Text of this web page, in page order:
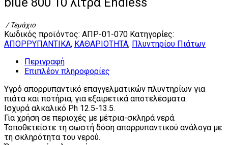
/ Τεμάχιο
Κωδικός προϊόντος: ΑΠΡ-01-070 Κατηγορίες:
ΑΠΟΡΡΥΠΑΝΤΙΚΑ, ΚΑΘΑΡΙΟΤΗΤΑ, Πλυντηρίου Πιάτων
Περιγραφή
Επιπλέον πληροφορίες
Υγρό απορρυπαντικό επαγγελματικών πλυντηρίων για
πιάτα και ποτήρια, για εξαιρετικά αποτελέσματα.
Ισχυρά αλκαλικό Ph 12.5-13.5.
Για χρήση σε περιοχές με μέτρια-σκληρά νερά.
Τοποθετείστε τη σωστή δόση απορρυπαντικού ανάλογα με
τη σκληρότητα του νερού.